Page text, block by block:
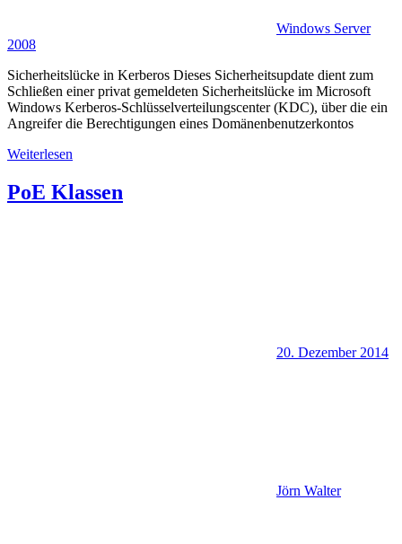
Windows Server
2008
Sicherheitslücke in Kerberos Dieses Sicherheitsupdate dient zum
Schließen einer privat gemeldeten Sicherheitslücke im Microsoft
Windows Kerberos-Schlüsselverteilungscenter (KDC), über die ein
Angreifer die Berechtigungen eines Domänenbenutzerkontos
Weiterlesen
PoE Klassen
20. Dezember 2014
Jörn Walter